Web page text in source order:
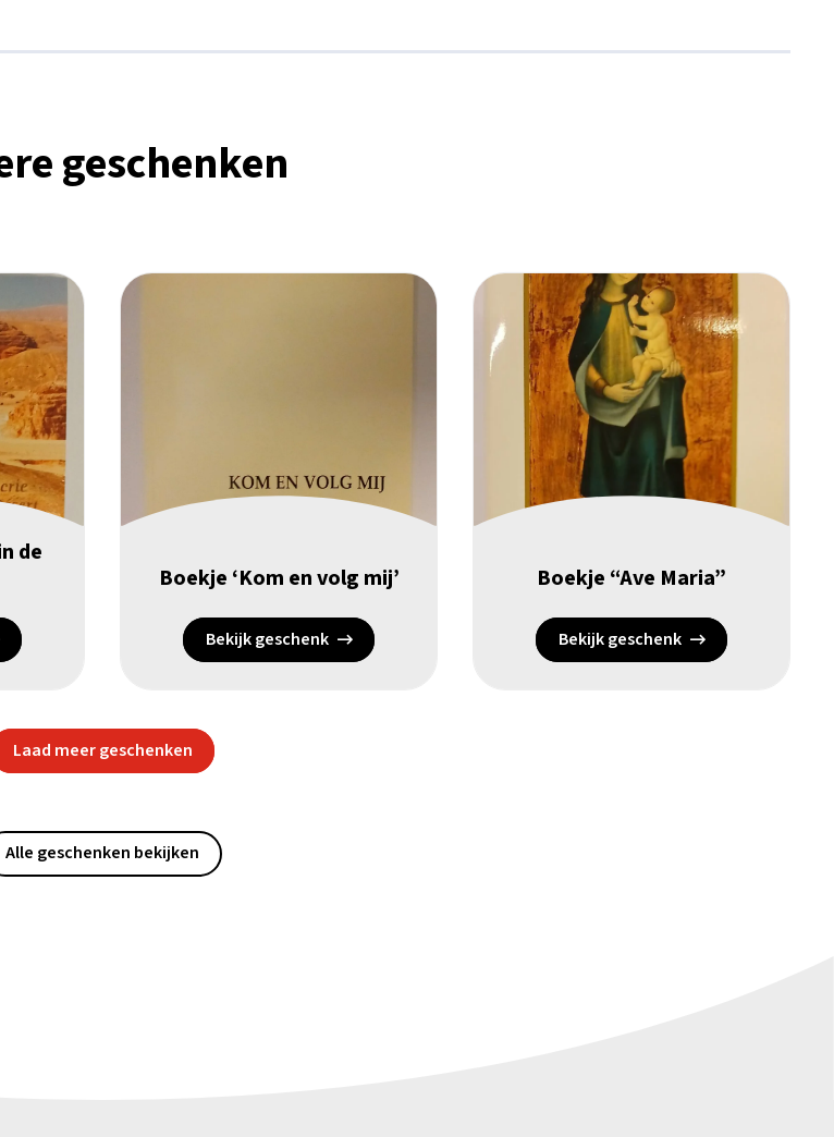
geschenken
de
Boekje ‘Kom en volg mij’
Bekijk geschenk
Boekje “Ave Maria”
Bekijk geschenk
Laad meer geschenken
Alle geschenken bekijken